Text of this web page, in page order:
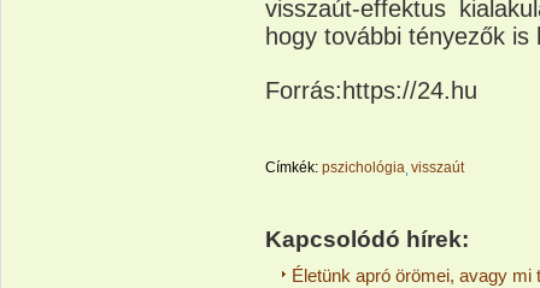
visszaút-effektus
hogy további tényezők
Forrás:https://24.hu
Címkék: pszichológia visszaút
Kapcsolódó hírek:
Életünk apró örömei, avagy